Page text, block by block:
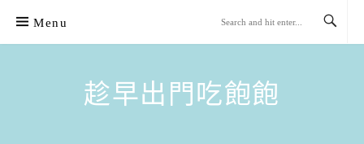
content
Menu
趁早出門吃飽飽